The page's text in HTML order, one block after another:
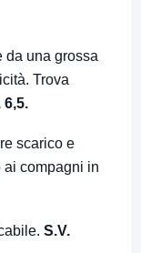
da una grossa
Trova
6,5.
scarico e
ai compagni in
S.V.